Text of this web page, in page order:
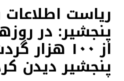
ریاست
پنجشیر: در
از ۱۰۰ هزار
پنجشیر دیدن